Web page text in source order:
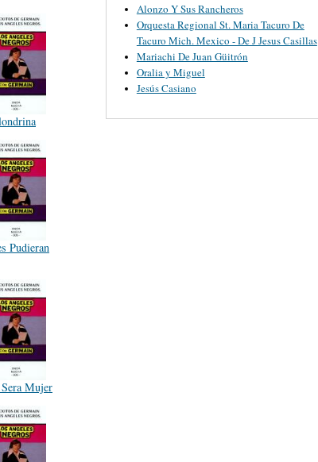
Pudieran
Mujer
Alonzo Y Sus Rancheros
Orquesta Regional St. Maria Tacuro De
Tacuro Mich. Mexico - De J Jesus Casillas
Mariachi De Juan Güitrón
Oralia y Miguel
Jesús Casiano